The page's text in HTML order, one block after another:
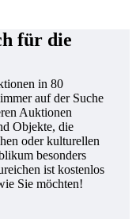
für die
in 80
auf der Suche
Auktionen
Objekte, die
oder kulturellen
besonders
ist kostenlos
Sie möchten!